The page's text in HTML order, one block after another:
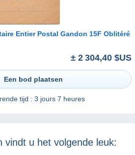
Entier Postal Gandon 15F Oblitéré
± 2 304,40 $US
Een bod plaatsen
tijd : 3 jours 7 heures
vindt u het volgende leuk: